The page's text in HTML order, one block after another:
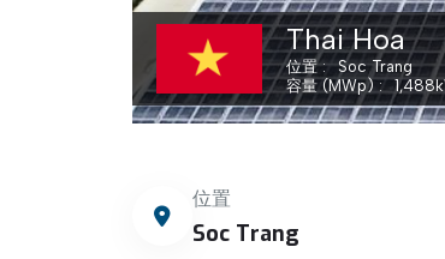
Thai Hoa
位置
Soc Trang
容量 (MWp)
1,488
位置
Soc Trang